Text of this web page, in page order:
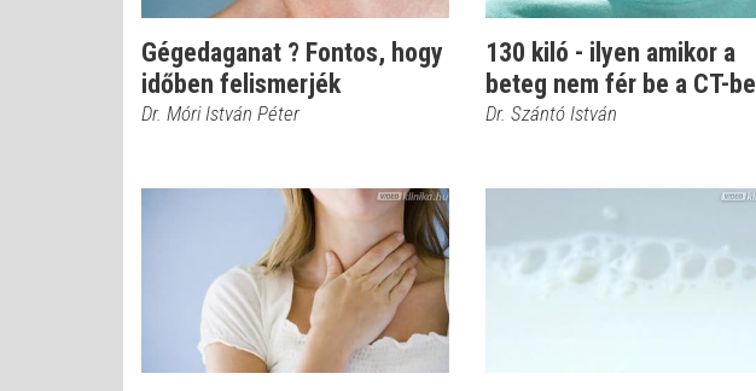
Gégedaganat ? Fontos, hogy
időben felismerjék
Dr. Móri István Péter
130 kiló - ilyen amikor a
beteg nem fér be a CT-be
Dr. Szántó István